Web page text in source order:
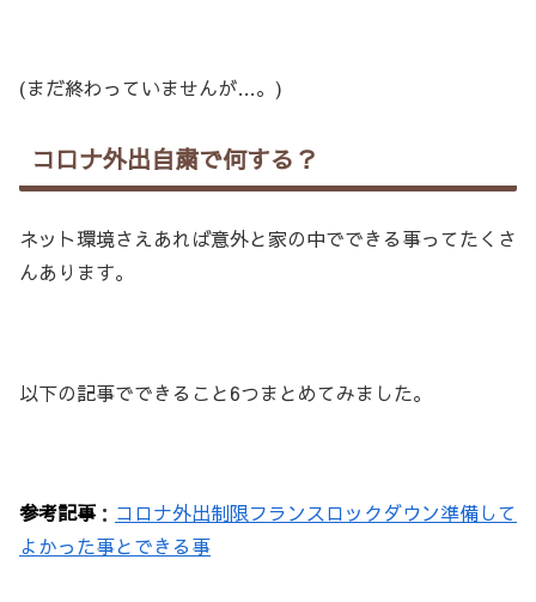
(まだ終わっていませんが…。)
コロナ外出自粛で何する？
ネット環境さえあれば意外と家の中でできる事ってたくさ
んあります。
以下の記事でできること6つまとめてみました。
参考記事 ： コロナ外出制限フランスロックダウン準備して
よかった事とできる事